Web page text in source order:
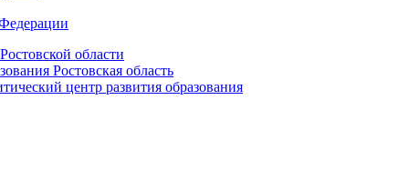
области
Ростовская область
центр развития образования